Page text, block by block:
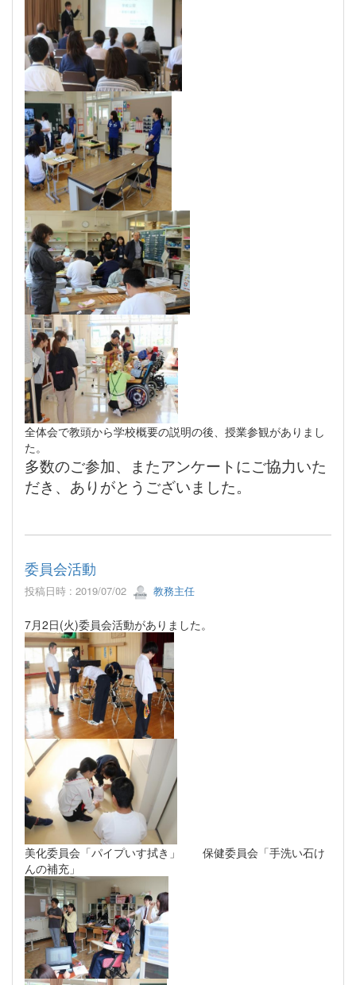
全体会で教頭から学校概要の説明の後、授業参観がありまし
た。
多数のご参加、またアンケートにご協力いた
だき、ありがとうございました。
委員会活動
投稿日時 : 2019/07/02 教務主任
7月2日(火)委員会活動がありました。
美化委員会「パイプいす拭き」 保健委員会「手洗い石け
んの補充」